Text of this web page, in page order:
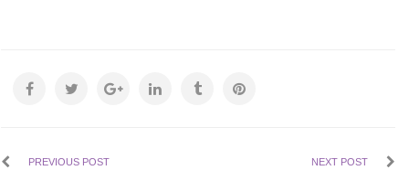
PREVIOUS POST NEXT POST